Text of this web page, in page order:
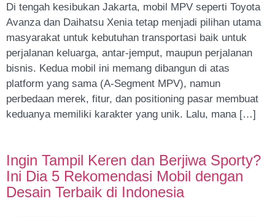
Di tengah kesibukan Jakarta, mobil MPV seperti Toyota
Avanza dan Daihatsu Xenia tetap menjadi pilihan utama
masyarakat untuk kebutuhan transportasi baik untuk
perjalanan keluarga, antar-jemput, maupun perjalanan
bisnis. Kedua mobil ini memang dibangun di atas
platform yang sama (A-Segment MPV), namun
perbedaan merek, fitur, dan positioning pasar membuat
keduanya memiliki karakter yang unik. Lalu, mana […]
Ingin Tampil Keren dan Berjiwa Sporty?
Ini Dia 5 Rekomendasi Mobil dengan
Desain Terbaik di Indonesia